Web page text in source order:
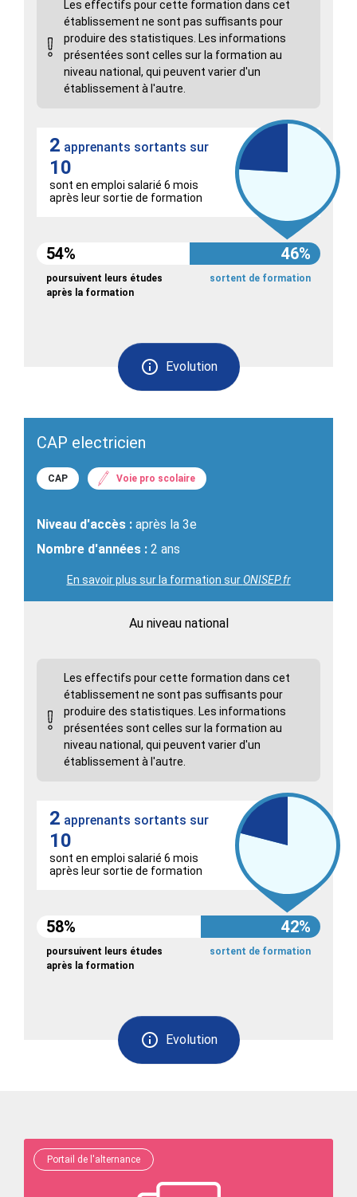
Les effectifs pour cette formation dans cet
établissement ne sont pas suffisants pour
produire des statistiques. Les informations
présentées sont celles sur la formation au
niveau national, qui peuvent varier d'un
établissement à l'autre.
Evolution
2 apprenants sortants sur
10
sont en emploi salarié 6 mois
après leur sortie de formation
54% 46%
poursuivent leurs études
après la formation
sortent de formation
CAP electricien
CAP Voie pro scolaire
Niveau d'accès : après la 3e
Nombre d'années : 2 ans
En savoir plus sur la formation surONISEP.fr
Au niveau national
Les effectifs pour cette formation dans cet
établissement ne sont pas suffisants pour
produire des statistiques. Les informations
présentées sont celles sur la formation au
niveau national, qui peuvent varier d'un
établissement à l'autre.
Evolution
2 apprenants sortants sur
10
sont en emploi salarié 6 mois
après leur sortie de formation
58% 42%
poursuivent leurs études
après la formation
sortent de formation
Portail de l'alternance